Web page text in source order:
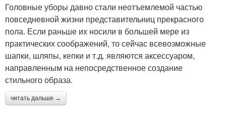
Головные уборы давно стали неотъемлемой частью
повседневной жизни представительниц прекрасного
пола. Если раньше их носили в большей мере из
практических соображений, то сейчас всевозможные
шапки, шляпы, кепки и т.д. являются аксессуаром,
направленным на непосредственное создание
стильного образа.
читать дальше →